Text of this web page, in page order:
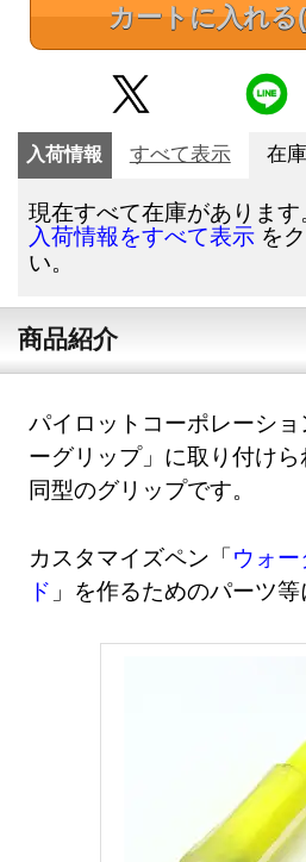
カートに入れる
入荷情報 すべて表示 在
現在すべて在庫があります
入荷情報をすべて表示 を
い。
商品紹介
パイロットコーポレーシ
ーグリップ」に取り付け
同型のグリップです。
カスタマイズペン「ウォ
ド 」を作るためのパーツ等